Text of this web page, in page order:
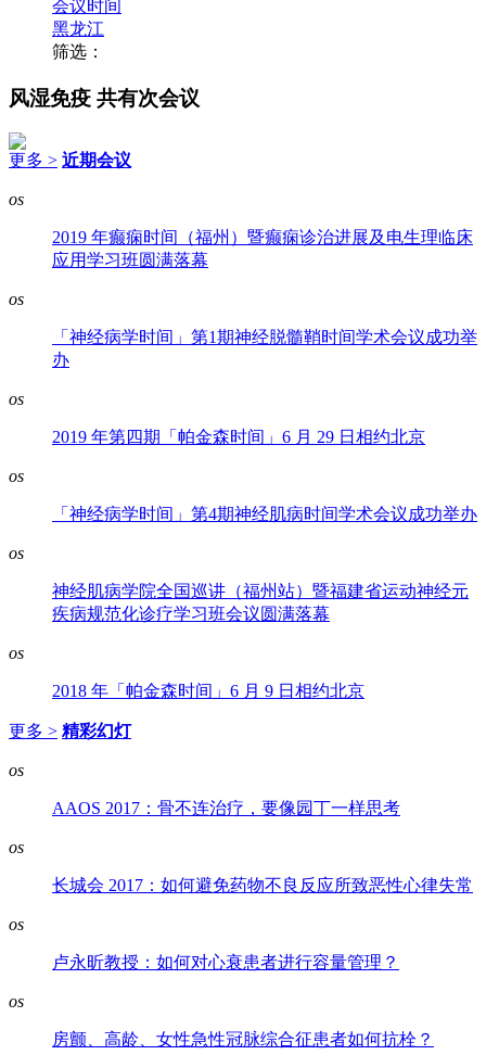
会议时间
黑龙江
筛选：
风湿免疫 共有次会议
更多 > 近期会议
os
2019 年癫痫时间（福州）暨癫痫诊治进展及电生理临床
应用学习班圆满落幕
os
「神经病学时间」第1期神经脱髓鞘时间学术会议成功举
办
os
2019 年第四期「帕金森时间」6 月 29 日相约北京
os
「神经病学时间」第4期神经肌病时间学术会议成功举办
os
神经肌病学院全国巡讲（福州站）暨福建省运动神经元
疾病规范化诊疗学习班会议圆满落幕
os
2018 年「帕金森时间」6 月 9 日相约北京
更多 > 精彩幻灯
os
AAOS 2017：骨不连治疗，要像园丁一样思考
os
长城会 2017：如何避免药物不良反应所致恶性心律失常
os
卢永昕教授：如何对心衰患者进行容量管理？
os
房颤、高龄、女性急性冠脉综合征患者如何抗栓？